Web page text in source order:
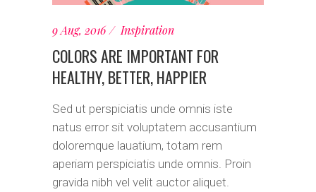
9 Aug, 2016 Inspiration
COLORS ARE IMPORTANT FOR
HEALTHY, BETTER, HAPPIER
Sed ut perspiciatis unde omnis iste
natus error sit voluptatem accusantium
doloremque lauatium, totam rem
aperiam perspiciatis unde omnis. Proin
gravida nibh vel velit auctor aliquet.